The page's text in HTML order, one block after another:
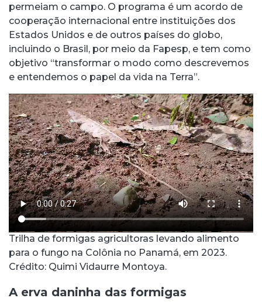
permeiam o campo. O programa é um acordo de
cooperação internacional entre instituições dos
Estados Unidos e de outros países do globo,
incluindo o Brasil, por meio da Fapesp, e tem como
objetivo “transformar o modo como descrevemos
e entendemos o papel da vida na Terra”.
Trilha de formigas agricultoras levando alimento
para o fungo na Colônia no Panamá, em 2023.
Crédito: Quimi Vidaurre Montoya.
A erva daninha das formigas